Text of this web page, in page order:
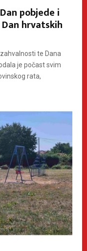
pobjede i
hrvatskih
te Dana
je počast svim
rata,